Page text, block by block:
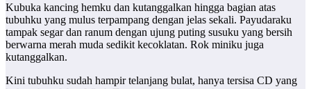
Kubuka kancing hemku dan kutanggalkan hingga bagian atas
tubuhku yang mulus terpampang dengan jelas sekali. Payudaraku
tampak segar dan ranum dengan ujung puting susuku yang bersih
berwarna merah muda sedikit kecoklatan. Rok miniku juga
kutanggalkan.
Kini tubuhku sudah hampir telanjang bulat, hanya tersisa CD yang